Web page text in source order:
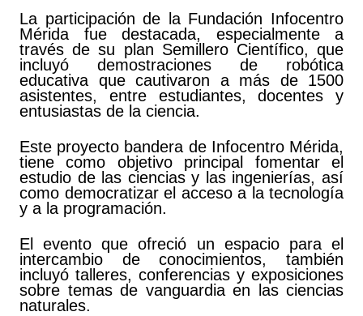
La participación de la Fundación Infocentro
Mérida fue destacada, especialmente a
través de su plan Semillero Científico, que
incluyó demostraciones de robótica
educativa que cautivaron a más de 1500
asistentes, entre estudiantes, docentes y
entusiastas de la ciencia.
Este proyecto bandera de Infocentro Mérida,
tiene como objetivo principal fomentar el
estudio de las ciencias y las ingenierías, así
como democratizar el acceso a la tecnología
y a la programación.
El evento que ofreció un espacio para el
intercambio de conocimientos, también
incluyó talleres, conferencias y exposiciones
sobre temas de vanguardia en las ciencias
naturales.